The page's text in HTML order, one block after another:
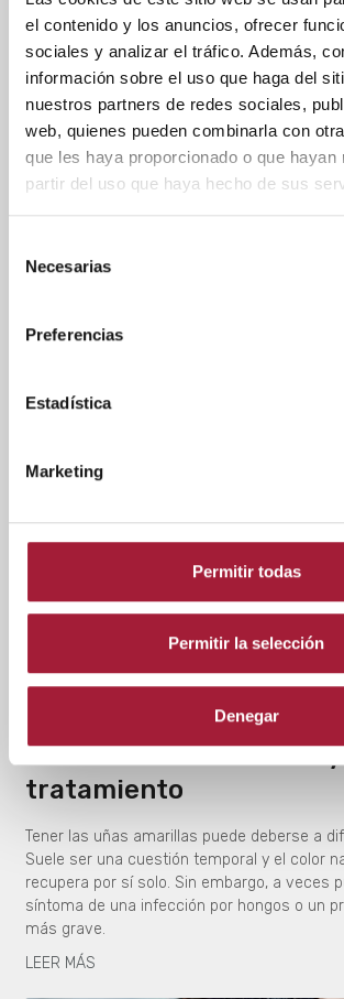
el contenido y los anuncios, ofrecer
sociales y analizar el tráfico. Además,
información sobre el uso que haga del
nuestros partners de redes sociales,
web, quienes pueden combinarla con
que les haya proporcionado o que hayan
partir del uso que haya hecho de sus
Necesarias
Preferencias
Estadística
Marketing
Permitir todas
Permitir la selección
Denegar
SALUD BUCODENTAL
5 consejos para prevenir
Se puede sentir la boca seca por la noche
investigar la causa que puede estar
existen diferentes medidas para prevenir las
LEER MÁS
Uñas amarillas: causas y
tratamiento
Tener las uñas amarillas puede deberse a
Suele ser una cuestión temporal y el color
recupera por sí solo. Sin embargo, a veces
síntoma de una infección por hongos o un
más grave.
LEER MÁS